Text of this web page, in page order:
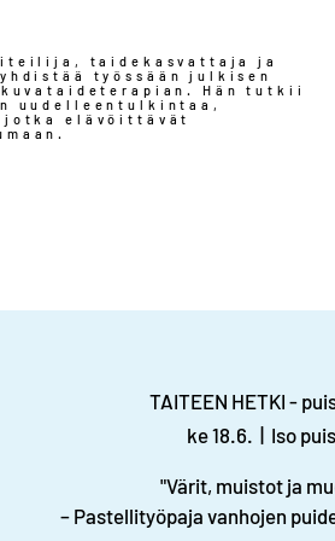
taidekasvattaja ja
työssään julkisen
Hän tutkii
uudelleentulkintaa,
elävöittävät
TAITEEN HETKI -
ke 18.6.
  |
Iso
"Värit, muistot ja
– Pastellityöpaja vanhojen